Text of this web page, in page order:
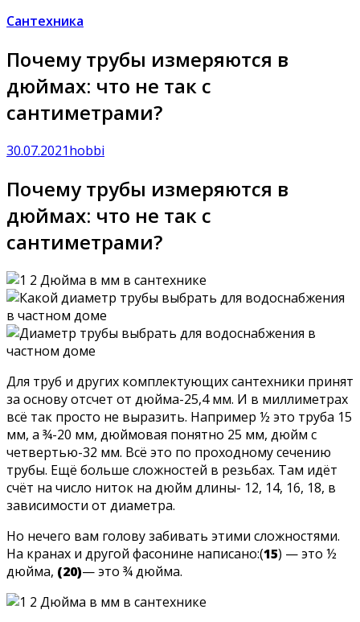
Сантехника
Почему трубы измеряются в
дюймах: что не так с
сантиметрами?
30.07.2021hobbi
Почему трубы измеряются в
дюймах: что не так с
сантиметрами?
Для труб и других комплектующих сантехники принят
за основу отсчет от дюйма-25,4 мм. И в миллиметрах
всё так просто не выразить. Например ½ это труба 15
мм, а ¾-20 мм, дюймовая понятно 25 мм, дюйм с
четвертью-32 мм. Всё это по проходному сечению
трубы. Ещё больше сложностей в резьбах. Там идёт
счёт на число ниток на дюйм длины- 12, 14, 16, 18, в
зависимости от диаметра.
Но нечего вам голову забивать этими сложностями.
На кранах и другой фасонине написано:(15) — это ½
дюйма, (20)— это ¾ дюйма.